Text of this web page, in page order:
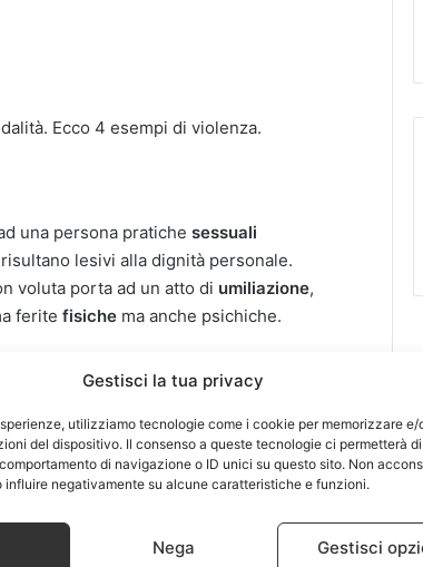
Gestisci la tua privacy
utilizziamo tecnologie come i cookie per memorizzare e/
del dispositivo. Il consenso a queste tecnologie ci permetterà di
di navigazione o ID unici su questo sito. Non
influire negativamente su alcune caratteristiche e funzioni.
Nega Gestisci
Ecco 4 esempi di violenza.
una persona pratiche sessuali
lesivi alla dignità personale.
voluta porta ad un atto di umiliazione,
ferite fisiche ma anche psichiche.
scopribile. Gli atti che si compiono
soffocamento, percosse. Queste forme
di persona, violenza privata.